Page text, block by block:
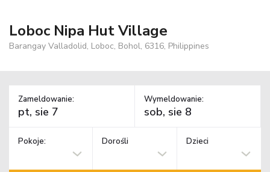
Loboc Nipa Hut Village
Barangay Valladolid, Loboc, Bohol, 6316, Philippines
Zameldowanie: Wymeldowanie:
Pokoje: Dorośli Dzieci